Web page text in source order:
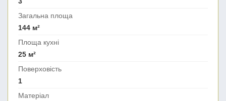
Загальна площа
144 м²
Площа кухні
25 м²
Поверховість
1
Матеріал